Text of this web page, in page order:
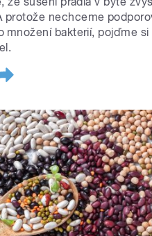
protože nechceme
množení bakterií, pojďme